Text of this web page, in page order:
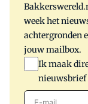
week het
achtergronden
jouw mailbox.
Ik maak
nieuwsbrief
E-mail